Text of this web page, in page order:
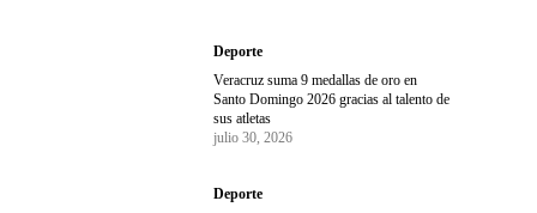
Deporte
Veracruz suma 9 medallas de oro en
Santo Domingo 2026 gracias al talento de
sus atletas
julio 30, 2026
Deporte